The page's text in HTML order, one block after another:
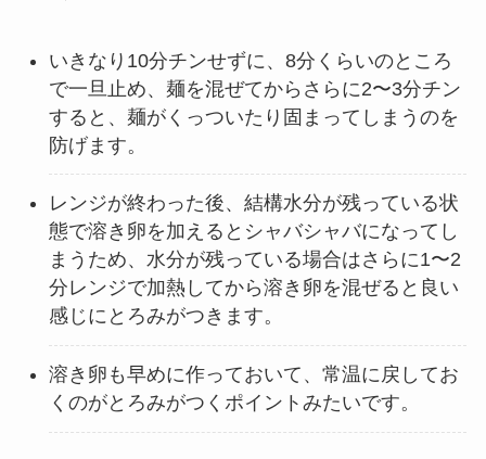
いきなり10分チンせずに、8分くらいのところ
で一旦止め、麺を混ぜてからさらに2〜3分チン
すると、麺がくっついたり固まってしまうのを
防げます。
レンジが終わった後、結構水分が残っている状
態で溶き卵を加えるとシャバシャバになってし
まうため、水分が残っている場合はさらに1〜2
分レンジで加熱してから溶き卵を混ぜると良い
感じにとろみがつきます。
溶き卵も早めに作っておいて、常温に戻してお
くのがとろみがつくポイントみたいです。